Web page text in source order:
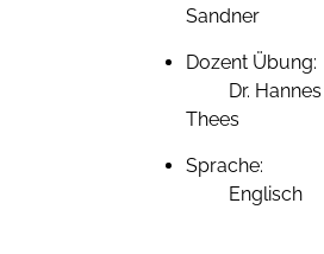
Sandner
Dozent Übung:
Dr. Hannes
Thees
Sprache:
Englisch